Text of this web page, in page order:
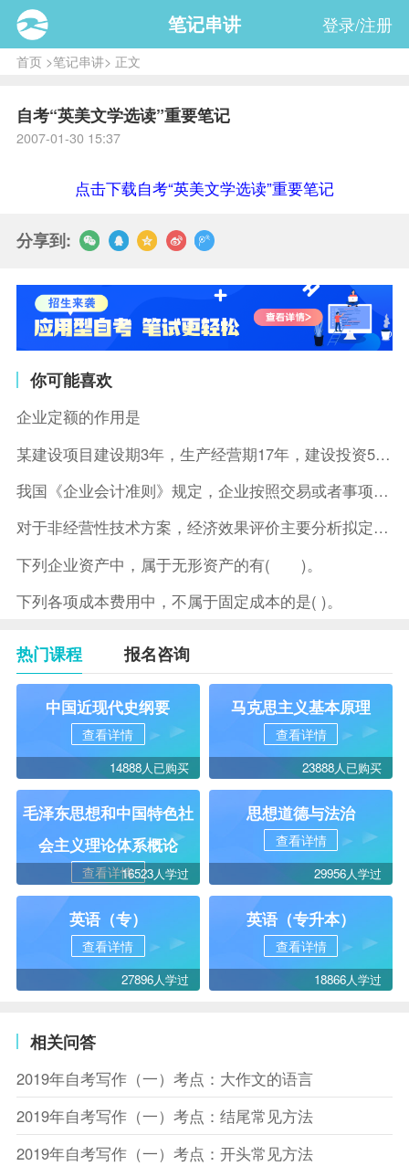
笔记串讲 登录/注册
首页>笔记串讲> 正文
自考“英美文学选读”重要笔记
2007-01-30 15:37
点击下载自考“英美文学选读”重要笔记
分享到:
你可能喜欢
企业定额的作用是
某建设项目建设期3年，生产经营期17年，建设投资5500万元
我国《企业会计准则》规定，企业按照交易或者事项的经济特征确定
对于非经营性技术方案，经济效果评价主要分析拟定方案的( )。
下列企业资产中，属于无形资产的有( )。
下列各项成本费用中，不属于固定成本的是( )。
热门课程 报名咨询
中国近现代史纲要
查看详情
14888人已购买
马克思主义基本原理
查看详情
23888人已购买
毛泽东思想和中国特色社
会主义理论体系概论
查看详情16523人学过
思想道德与法治
查看详情
29956人学过
英语（专）
查看详情
27896人学过
英语（专升本）
查看详情
18866人学过
相关问答
2019年自考写作（一）考点：大作文的语言
2019年自考写作（一）考点：结尾常见方法
2019年自考写作（一）考点：开头常见方法